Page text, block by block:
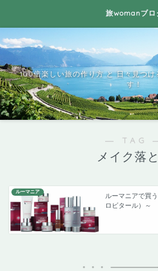
旅womanブロ
100倍楽しい旅の作り方 と 日々見つ
す！
― TAG
メイク落
ルーマニア
ルーマニアで買
ロビタール）～